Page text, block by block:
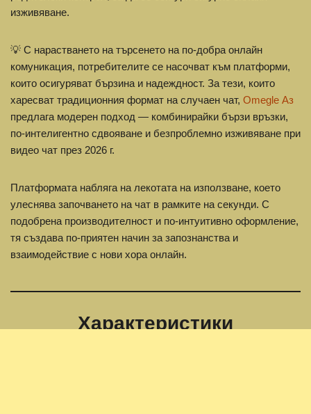
изживяване.
💡 С нарастването на търсенето на по-добра онлайн
комуникация, потребителите се насочват към платформи,
които осигуряват бързина и надеждност. За тези, които
харесват традиционния формат на случаен чат, Omegle Аз
предлага модерен подход — комбинирайки бързи връзки,
по-интелигентно сдвояване и безпроблемно изживяване при
видео чат през 2026 г.
Платформата набляга на лекотата на използване, което
улеснява започването на чат в рамките на секунди. С
подобрена производителност и по-интуитивно оформление,
тя създава по-приятен начин за запознанства и
взаимодействие с нови хора онлайн.
Характеристики